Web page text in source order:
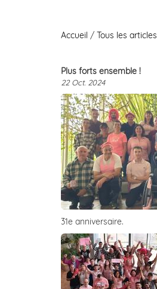
Accueil / Tous les articles
Plus forts ensemble !
22 Oct. 2024
31e anniversaire.